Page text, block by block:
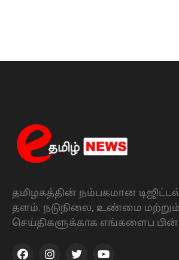
தமிழகத்தின் நம்பகமான
தளம். நடுநிலை, உண்மை
செய்திகளுக்காக எங்களைப